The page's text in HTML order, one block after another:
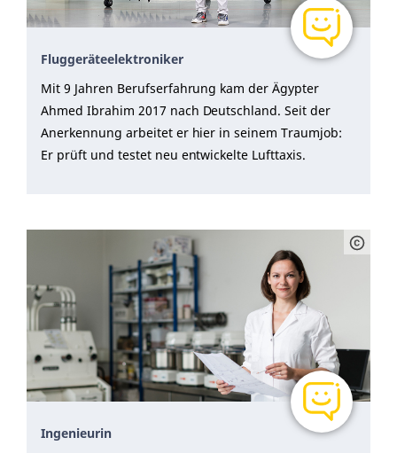
Fluggeräteelektroniker
Mit 9 Jahren Berufserfahrung kam der Ägypter
Ahmed Ibrahim 2017 nach Deutschland. Seit der
Anerkennung arbeitet er hier in seinem Traumjob:
Er prüft und testet neu entwickelte Lufttaxis.
Ingenieurin